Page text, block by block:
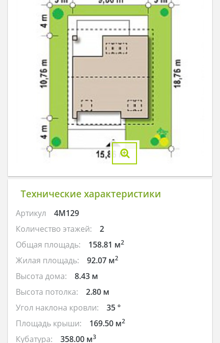
Технические характеристики
Артикул
4M129
Количество этажей:
2
Общая площадь:
158.81 м2
Жилая площадь: 92.07 м2
Высота дома:
8.43 м
Высота потолка:
2.80 м
Угол наклона кровли:
35 °
Площадь крыши:
169.50 м2
Кубатура: 358.00 м3